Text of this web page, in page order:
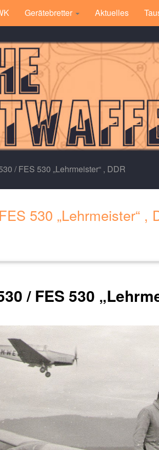
Gerätebretter Aktuelles
/ FES 530 „Lehrmeister“ , DDR
530 „Lehrmeister“ ,
/ FES 530